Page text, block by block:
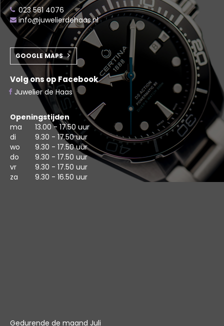
023 561 4076
info@juwelierdehaas.nl
GOOGLE MAPS
Volg ons op Facebook
Juwelier de Haas
Openingstijden
ma
13.00 - 17.50 uur
di
9.30 - 17.50 uur
wo
9.30 - 17.50 uur
do
9.30 - 17.50 uur
vr
9.30 - 17.50 uur
za
9.30 - 16.50 uur
Gedurende de maand Juli